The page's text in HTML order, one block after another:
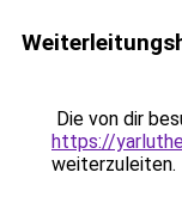
Die von dir
https://
weiterzuleiten.